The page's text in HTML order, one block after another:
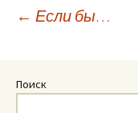
по
← Если бы…
Поиск